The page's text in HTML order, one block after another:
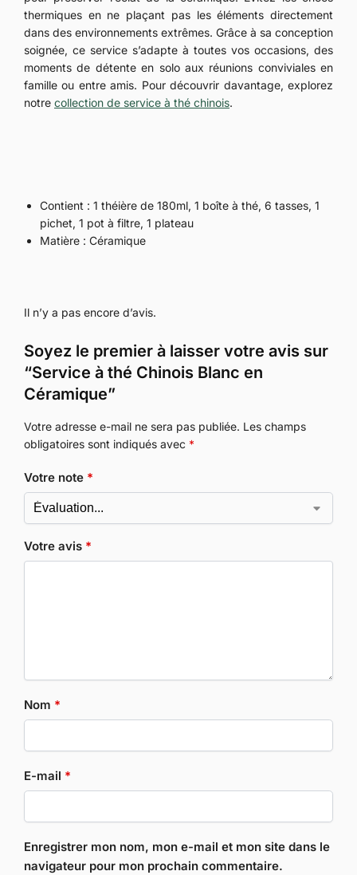
thermiques en ne plaçant pas les éléments directement
dans des environnements extrêmes. Grâce à sa conception
soignée, ce service s’adapte à toutes vos occasions, des
moments de détente en solo aux réunions conviviales en
famille ou entre amis. Pour découvrir davantage, explorez
notre collection de service à thé chinois.
Contient : 1 théière de 180ml, 1 boîte à thé, 6 tasses, 1
pichet, 1 pot à filtre, 1 plateau
Matière : Céramique
Il n’y a pas encore d’avis.
Soyez le premier à laisser votre avis sur
“Service à thé Chinois Blanc en
Céramique”
Votre adresse e-mail ne sera pas publiée. Les champs
obligatoires sont indiqués avec *
Votre note *
Votre avis *
Nom *
E-mail *
Enregistrer mon nom, mon e-mail et mon site dans le
navigateur pour mon prochain commentaire.